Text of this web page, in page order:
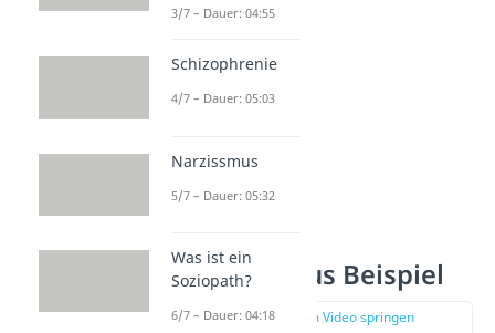
Behaviorismus Beispiel
zur Stelle im Video springen
3/7 – Dauer: 04:55
Schizophrenie
4/7 – Dauer: 05:03
Narzissmus
5/7 – Dauer: 05:32
Was ist ein
Soziopath?
6/7 – Dauer: 04:18